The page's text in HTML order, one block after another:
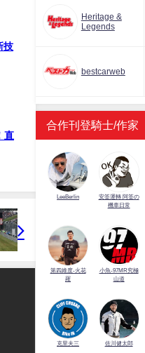
技
直
Heritage &
Legends
bestcarweb
合作刊登騎士/作家
LeeBerlin
安筌運轉 阿筌の
機車日常
第四維度-火花
羅
小魚-97MR究極
山道
克里夫三 佐川健太郎